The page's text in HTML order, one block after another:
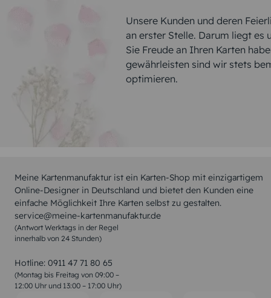
Unsere Kunden und deren
an erster Stelle. Darum liegt es
Sie Freude an Ihren Karten
gewährleisten sind wir stets
optimieren.
Meine Kartenmanufaktur ist ein Karten-Shop mit einzigartigem
Online-Designer in Deutschland und bietet den Kunden eine
einfache Möglichkeit Ihre Karten selbst zu gestalten.
service@meine-kartenmanufaktur.de
(Antwort Werktags in der Regel
innerhalb von 24 Stunden)
Hotline: 0911 47 71 80 65
(Montag bis Freitag von 09:00 –
12:00 Uhr und 13:00 – 17:00 Uhr)